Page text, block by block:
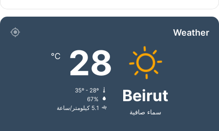
Weather
Beirut
سماء صافية
28
℃
67%
5.1 كيلومتر/ساعة